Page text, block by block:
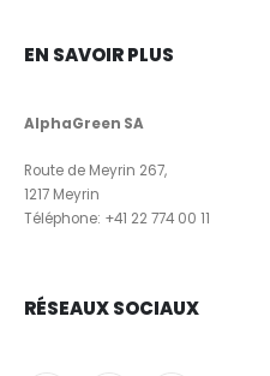
EN SAVOIR PLUS
AlphaGreen SA
Route de Meyrin 267,
1217 Meyrin
Téléphone: +41 22 774 00 11
RÉSEAUX SOCIAUX